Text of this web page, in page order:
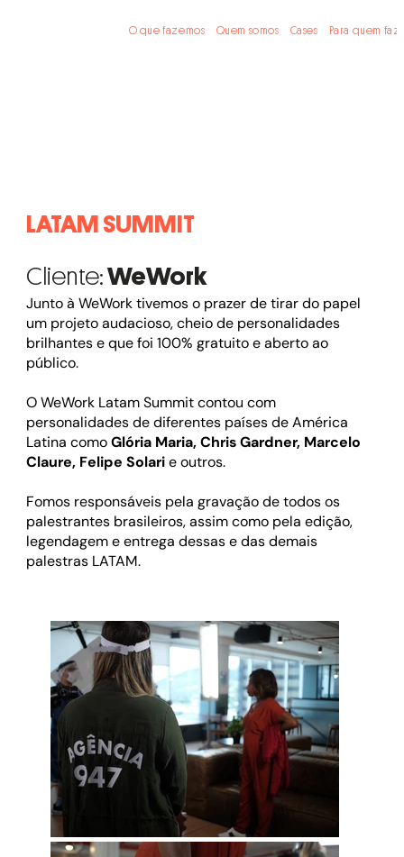
O que fazemos Quem somos Cases Para quem
Junto à WeWork tivemos o prazer de tirar do papel
um projeto audacioso, cheio de personalidades
brilhantes e que foi 100% gratuito e aberto ao
público.
O WeWork Latam Summit contou com
personalidades de diferentes países de América
Latina comoGlória Maria, Chris Gardner, Marcelo
Claure, Felipe Solarie outros.
Fomos responsáveis pela gravação de todos os
palestrantes brasileiros, assim como pela edição,
legendagem e entrega dessas e das demais
palestras LATAM.
LATAM SUMMIT
Cliente:WeWork